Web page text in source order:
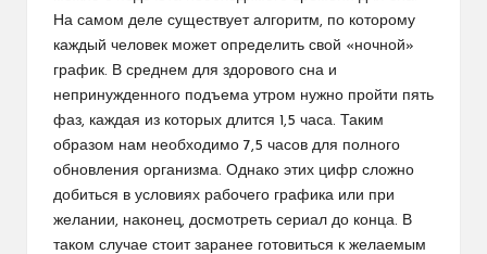
На самом деле существует алгоритм, по которому
каждый человек может определить свой «ночной»
график. В среднем для здорового сна и
непринужденного подъема утром нужно пройти пять
фаз, каждая из которых длится 1,5 часа. Таким
образом нам необходимо 7,5 часов для полного
обновления организма. Однако этих цифр сложно
добиться в условиях рабочего графика или при
желании, наконец, досмотреть сериал до конца. В
таком случае стоит заранее готовиться к желаемым